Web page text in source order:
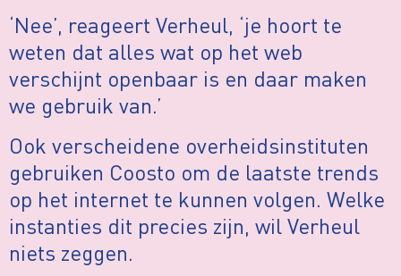
‘Nee’, reageert Verheul, ‘je hoort te
weten dat alles wat op het web
verschijnt openbaar is en daar maken
we gebruik van.’
Ook verscheidene overheidsinstituten
gebruiken Coosto om de laatste trends
op het internet te kunnen volgen. Welke
instanties dit precies zijn, wil Verheul
niets zeggen.